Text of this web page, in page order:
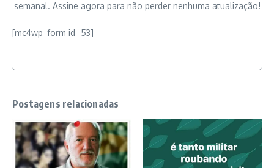
semanal. Assine agora para não perder nenhuma atualização!
[mc4wp_form id=53]
Postagens relacionadas